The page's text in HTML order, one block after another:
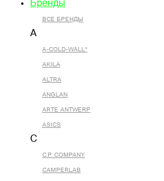
Бренды
ВСЕ БРЕНДЫ
A
A-COLD-WALL*
AKILA
ALTRA
ANGLAN
ARTE ANTWERP
ASICS
C
C.P. COMPANY
CAMPERLAB